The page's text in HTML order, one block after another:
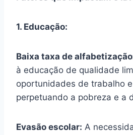
1. Educação:
Baixa taxa de
à educação de qualidade
oportunidades de trabalho
perpetuando a pobreza e a
Evasão escolar: A